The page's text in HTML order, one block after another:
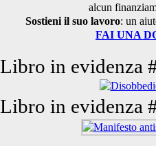
alcun
Sostieni il suo lavoro: un
FAI UNA
Libro in evidenza
Libro in evidenza